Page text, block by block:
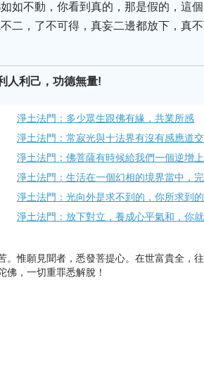
如不動，你看到真的，那是假的，這
二，了不可得，真妄二邊都放下，真
人利己，功德無量!
淨土法門：多少眾生跟佛有緣，共業所感
淨土法門：常寂光與十法界有沒有感應道交
淨土法門：佛菩薩有時候給我們一個逆增
淨土法門：生活在一個幻相的境界當中，
淨土法門：光向外是求不到的，你所求到
淨土法門：放下對立，養成心平氣和，你
惟願見聞者，悉發菩提心。在世富貴全，往
佛，一切重罪悉解脫！